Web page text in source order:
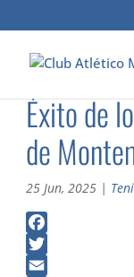
Éxito de
de
25 Jun, 2025 |
F
a
T